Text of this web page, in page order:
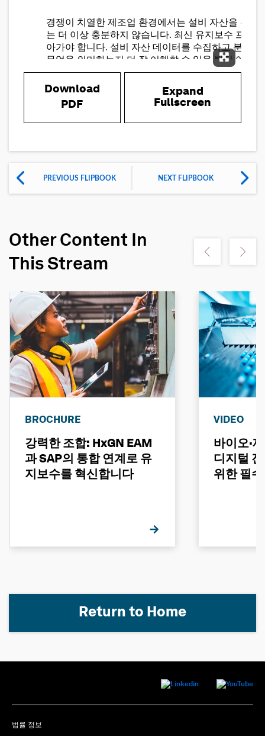
Expand
Download
PDF
Expand
Fullscreen
PREVIOUS FLIPBOOK NEXT FLIPBOOK
Other Content In
This Stream
Show previousShow
BROCHURE
강력한 조합: HxGN EAM
과 SAP의 통합 연계로 유
지보수를 혁신합니다
VIDEO
바이오·
디지털
위한 필
Return to Home
법률 정보